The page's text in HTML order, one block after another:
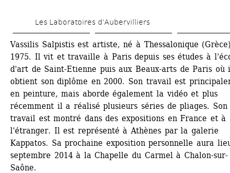
to
main
content
Les Laboratoires d’Aubervilliers
Vassilis Salpistis est artiste, né à Thessalonique
1975. Il vit et travaille à Paris depuis ses études à
d'art de Saint-Etienne puis aux Beaux-arts de Paris où
obtient son diplôme en 2000. Son travail est
en peinture, mais aborde également la vidéo et plus
récemment il a réalisé plusieurs séries de pliages. Son
travail est montré dans des expositions en France et à
l'étranger. Il est représenté à Athènes par la galerie
Kappatos. Sa prochaine exposition personnelle aura
septembre 2014 à la Chapelle du Carmel à Chalon-sur-
Saône.